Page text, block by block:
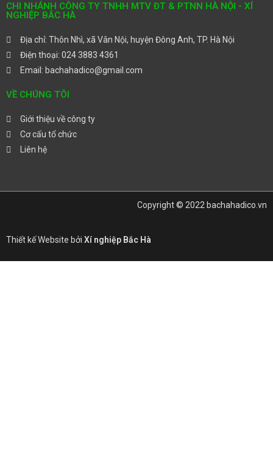
CHI NHÁNH CÔNG TY TNHH MTV ĐT & PTNN HÀ NỘI - XÍ
NGHIỆP BẮC HÀ
Địa chỉ: Thôn Nhì, xã Vân Nội, huyện Đông Anh, TP. Hà Nội
Điện thoại: 024 3883 4361
Email: bachahadico@gmail.com
VỀ CHÚNG TÔI
Giới thiệu về công ty
Cơ cấu tổ chức
Liên hệ
Copyright © 2022 bachahadico.vn
Thiết kế Website bởi Xí nghiệp Bắc Hà